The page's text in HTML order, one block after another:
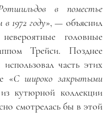
в поместье
1972 году»,—объяснил
головные
Трейси. Позднее
часть этих
«С широко закрытыми
кутюрной коллекции
смотрелась бы в этой